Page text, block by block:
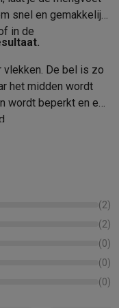
tablets
met ecocheques
Koffiemachines met
met ecocheques
elektro
snel en gemakkelijk
in de
De bel is zo
het midden wordt
wordt beperkt en een
(2)
(2)
(0)
(0)
(0)